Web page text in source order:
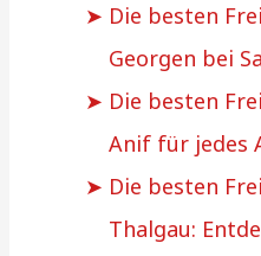
Die besten
Georgen bei
Die besten
Anif für jedes
Die besten
Thalgau: